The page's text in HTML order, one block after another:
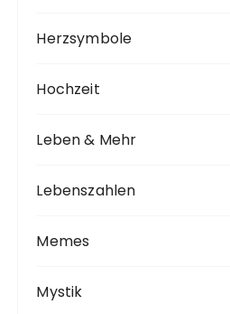
Herzsymbole
Hochzeit
Leben & Mehr
Lebenszahlen
Memes
Mystik